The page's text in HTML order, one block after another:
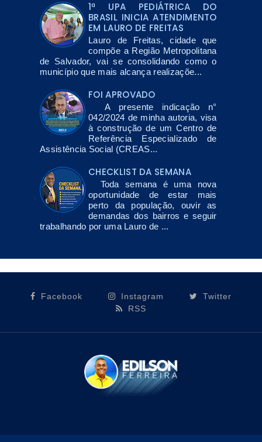
1ª UPA PEDIÁTRICA DO
BRASIL INICIA ATENDIMENTO
EM LAURO DE FREITAS
Lauro de Freitas, cidade que
compõe a Região Metropolitana
de Salvador, vai se consolidando como o
município que mais alcança realizaçõe...
FOI APROVADO
A presente indicação n°
042/2024 de minha autoria, visa
à construção de um Centro de
Referência Especializado de
Assistência Social (CREAS...
CHECKLIST DA SEMANA
Toda semana é uma nova
oportunidade de estar mais
perto da população, ouvir as
demandas dos bairros e seguir
trabalhando por uma Lauro de ...
Facebook Instagram
Twitter
RSS